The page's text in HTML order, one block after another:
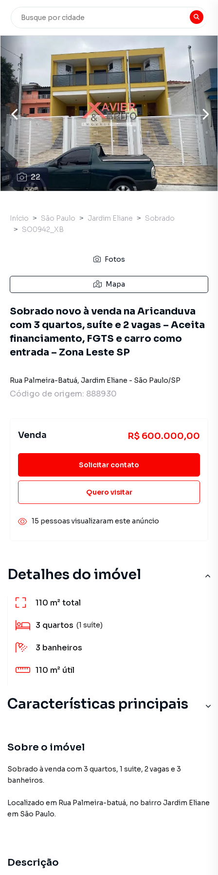
22
Detalhes do imóvel
110 m²total
3 quartos (1 suíte)
3 banheiros
110 m² útil
Características principais
Sobre o imóvel
Sobrado à venda com 3 quartos, 1 suite, 2 vagas e 3
banheiros.
Localizado em Rua Palmeira-batuá, no bairro Jardim Eliane
em São Paulo.
Descrição
Início São Paulo Jardim Eliane
Sobrado
SO0942_XB
Fotos
Mapa
Sobrado novo à venda na Aricanduva
com 3 quartos, suíte e 2 vagas – Aceita
financiamento, FGTS e carro como
entrada – Zona Leste SP
Rua Palmeira-Batuá, Jardim Eliane - São Paulo/SP
Código de origem: 888930
Venda R$ 600.000,00
Solicitar contato
Quero visitar
15 pessoas visualizaram este anúncio